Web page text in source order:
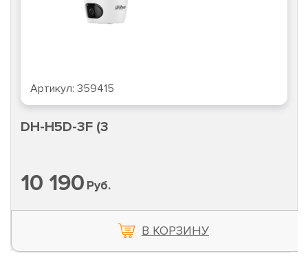
Артикул: 359415
DH-H5D-3F (3
10 190 Руб.
В КОРЗИНУ